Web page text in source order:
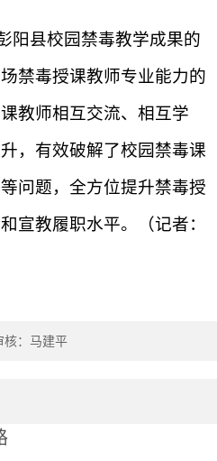
阳县校园禁毒教学成果的
禁毒授课教师专业能力的
教师相互交流、相互学
，有效破解了校园禁毒课
问题，全方位提升禁毒授
宣教履职水平。（记者：
核：马建平